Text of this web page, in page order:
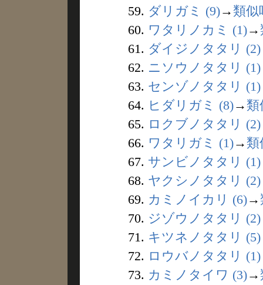
59. ダリガミ (9)→ 類似
60. ワタリノカミ (1)→
61. ダイジノタタリ (2)
62. ニソウノタタリ (1)
63. センゾノタタリ (1)
64. ヒダリガミ (8)→ 類
65. ロクブノタタリ (2)
66. ワタリガミ (1)→ 類
67. サンビノタタリ (1)
68. ヤクシノタタリ (2)
69. カミノイカリ (6)→
70. ジゾウノタタリ (2)
71. キツネノタタリ (5)
72. ロウバノタタリ (1)
73. カミノタイワ (3)→